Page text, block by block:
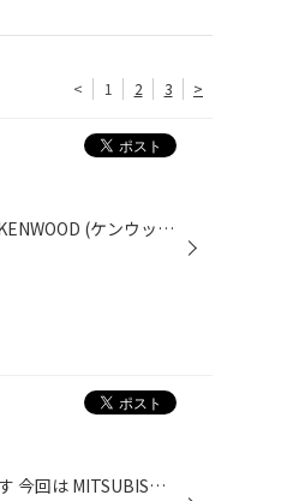
< 1 2 3 >
タイヤ館郡山北ではカーナビの販売取り付けを行なっております KENWOOD (ケンウッド) Panasonic(パナソニック) pioneer(パイオニア) などの様々なメーカーのカタログをご用意しております
いつもタイヤ館郡山北のWEBをご覧いただきありがとうございます 今回は MITSUBISHI eKワゴンの 車検とヘッドライトコーティングを行いました！ H様いつもタイヤ館のご利用ありがとうございます 知らない方も多いですが タイヤ館郡山北は車検も行っているんです！ 事前点検と事前お見積もりも行なっ...